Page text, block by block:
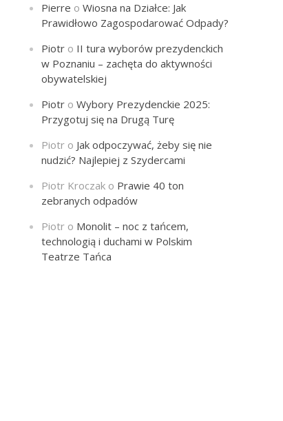
Pierre oWiosna na Działce: Jak
Prawidłowo Zagospodarować Odpady?
Piotr o II tura wyborów prezydenckich
w Poznaniu – zachęta do aktywności
obywatelskiej
Piotr oWybory Prezydenckie 2025:
Przygotuj się na Drugą Turę
Piotr o Jak odpoczywać, żeby się nie
nudzić? Najlepiej z Szydercami
Piotr Kroczak o Prawie 40 ton
zebranych odpadów
Piotr o Monolit – noc z tańcem,
technologią i duchami w Polskim
Teatrze Tańca